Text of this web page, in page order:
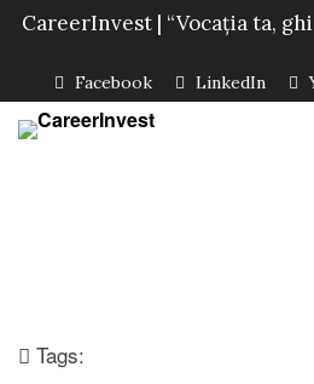
CareerInvest | “Vocația ta,
Facebook LinkedIn
Tags: